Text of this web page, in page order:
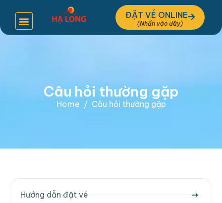
ĐẶT VÉ ONLINE
Câu hỏi thường gặp
Home Câu hỏi thường gặp
Hướng dẫn đặt vé